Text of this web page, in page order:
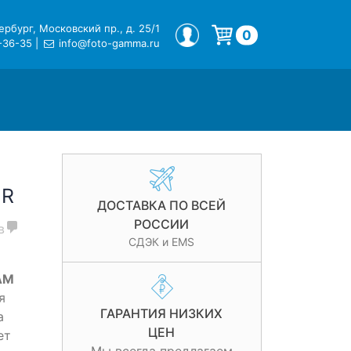
Московский пр., д. 25/1
36-35
info@foto-gamma.ru
МОЙ ПРОФИЛЬ 0
ДОСТАВКА ПО ВСЕЙ
РОССИИ
СДЭК и EMS
ГАРАНТИЯ НИЗКИХ
ЦЕН